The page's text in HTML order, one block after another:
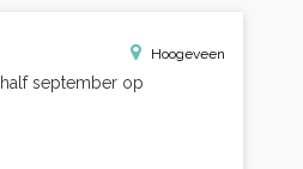
Hoogeveen
september op